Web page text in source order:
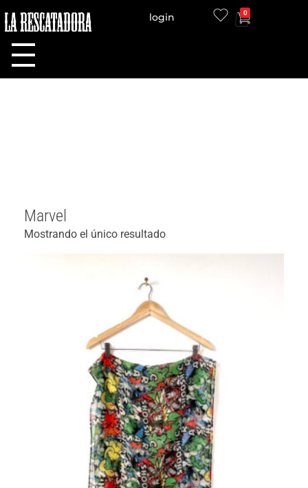
LA RESCATADORA
login 0
Marvel
Mostrando el único resultado